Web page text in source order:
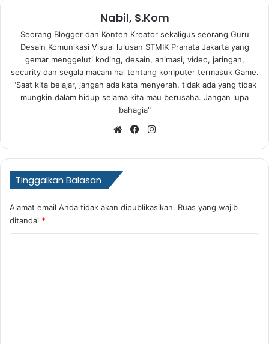
Nabil, S.Kom
Seorang Blogger dan Konten Kreator sekaligus seorang Guru
Desain Komunikasi Visual lulusan STMIK Pranata Jakarta yang
gemar menggeluti koding, desain, animasi, video, jaringan,
security dan segala macam hal tentang komputer termasuk Game.
"Saat kita belajar, jangan ada kata menyerah, tidak ada yang tidak
mungkin dalam hidup selama kita mau berusaha. Jangan lupa
bahagia"
WebsiteFacebook
Tinggalkan Balasan
Alamat email Anda tidak akan dipublikasikan. Ruas yang wajib
ditandai *